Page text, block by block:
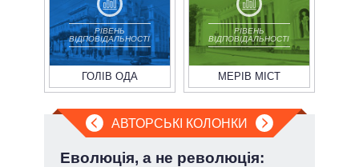
РІВЕНЬ
ВІДПОВІДАЛЬНОСТІ
ГОЛІВ ОДА
РІВЕНЬ
ВІДПОВІДАЛЬНОСТІ
МЕРІВ МІСТ
АВТОРСЬКІ КОЛОНКИ
Еволюція, а не революція: